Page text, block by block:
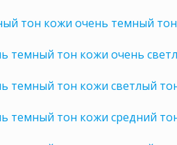
тон кожи очень темный
темный тон кожи очень
темный тон кожи светлый
темный тон кожи средний